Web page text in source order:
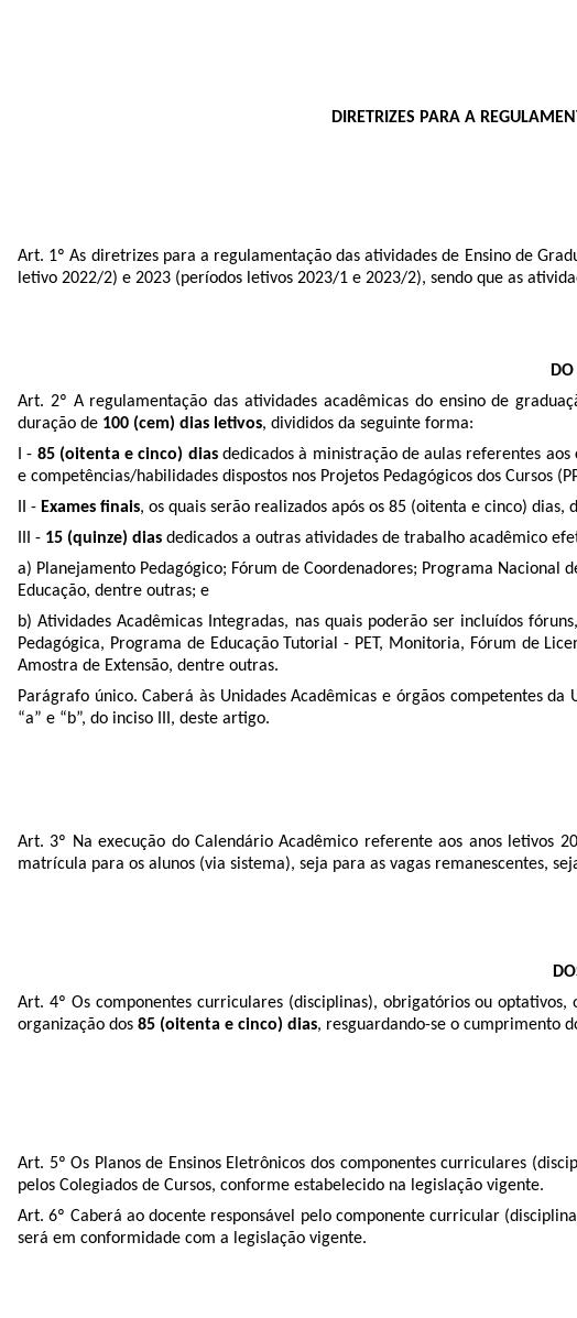
DIRETRIZES PARA A
Art. 1º As diretrizes para a regulamentação das atividades de Ensino de
letivo 2022/2) e 2023 (períodos letivos 2023/1 e 2023/2), sendo que as
Art. 2º A regulamentação das atividades acadêmicas do ensino de
duração de 100 (cem) dias letivos, divididos da seguinte forma:
I - 85 (oitenta e cinco) diasdedicados à ministração de aulas referentes
e competências/habilidades dispostos nos Projetos Pedagógicos dos Cursos
II - Exames finais, os quais serão realizados após os 85 (oitenta e cinco)
III - 15 (quinze) dias dedicados a outras atividades de trabalho acadêmico
a) Planejamento Pedagógico; Fórum de Coordenadores; Programa Nacional
Educação, dentre outras; e
b) Atividades Acadêmicas Integradas, nas quais poderão ser incluídos
Pedagógica, Programa de Educação Tutorial - PET, Monitoria, Fórum de
Amostra de Extensão, dentre outras.
Parágrafo único. Caberá às Unidades Acadêmicas e órgãos competentes
“a” e “b”, do inciso III, deste artigo.
Art. 3º Na execução do Calendário Acadêmico referente aos anos letivos
matrícula para os alunos (via sistema), seja para as vagas remanescentes,
Art. 4º Os componentes curriculares (disciplinas), obrigatórios ou
organização dos 85 (oitenta e cinco) dias, resguardando-se o cumprimento
Art. 5º Os Planos de Ensinos Eletrônicos dos componentes curriculares
pelos Colegiados de Cursos, conforme estabelecido na legislação vigente.
Art. 6º Caberá ao docente responsável pelo componente curricular
será em conformidade com a legislação vigente.